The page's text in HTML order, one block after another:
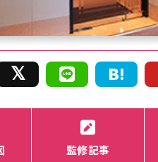
監修記事